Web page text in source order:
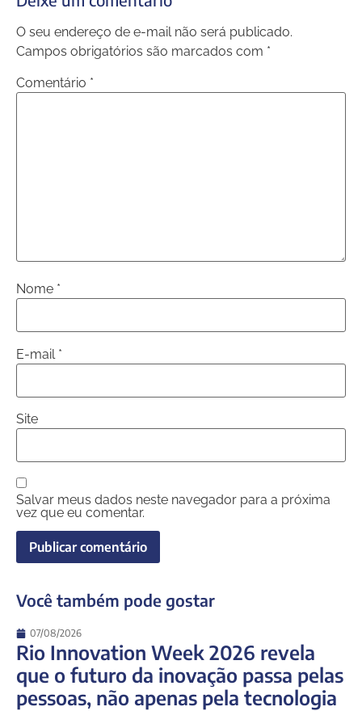
O seu endereço de e-mail não será publicado.
Campos obrigatórios são marcados com *
Comentário *
Nome *
E-mail *
Site
Salvar meus dados neste navegador para a próxima
vez que eu comentar.
Você também pode gostar
07/08/2026
Rio Innovation Week 2026 revela
que o futuro da inovação passa pelas
pessoas, não apenas pela tecnologia